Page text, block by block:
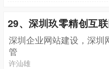
29、深圳玖零精创互
深圳企业网站建设，深
管
许汕雄